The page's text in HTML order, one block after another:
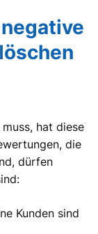
hat diese
die
dürfen
Kunden sind